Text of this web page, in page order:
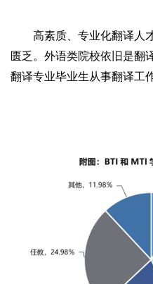
高素质、专业化翻译人才
匮乏。外语类院校依旧是翻
翻译专业毕业生从事翻译工